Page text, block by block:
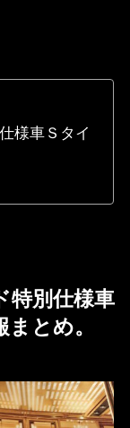
様車Ｓタイ
特別仕様車
とめ。